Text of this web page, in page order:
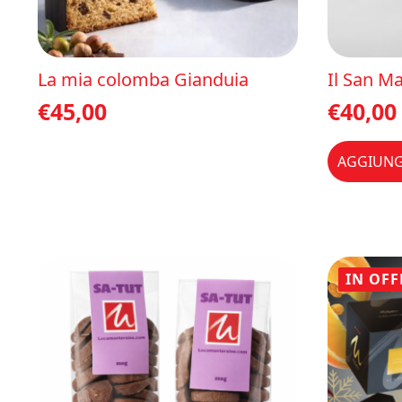
La mia colomba Gianduia
€45,00
Il San
€40,00
IN